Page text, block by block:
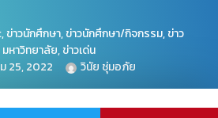
,ข่าวนักศึกษา,ข่าวนักศึกษา/กิจกรรม,ข่าว
มหาวิทยาลัย,ข่าวเด่น
25, 2022
วินัย ชุ่มอภัย